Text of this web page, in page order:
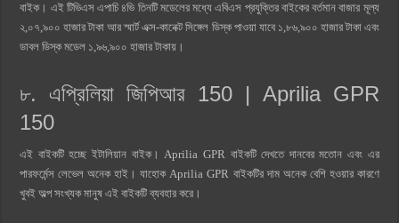
বাইক। এই টিভিএস এপাচি ৪ভি তিনটি মডেলের মধ্যে এবিএস প্রযুক্তির বাইকের বর্তমান বাজার মূল্য
২,০৭,৯০০ হাজার টাকা আর স্মার্ট এক্স-কানেক্ট সিঙ্গেল ডিস্ক পাওয়া যাবে ১,৮৬,৯০০ হাজার টাকা এবং
ডাবল ডিস্ক মডেল ১,৯৬,৯০০ হাজার টাকায়।
৮. এপ্রিলিয়া জিপিআর 150 | Aprilia GPR
150
এই বাইকটি হচ্ছে ইটালিয়ান বাইক। Aprilia GPR বাইকটি দেখতে দানবের মতোন এবং এর
পারফর্মেন্স লেভেল অনেক হাই। যাহোক Aprilia GPR বাইকটির দাম অনেক বেশি হওয়ার কারণে
খুবই অল্প সংখ্যক মানুষ এই বাইকটি ব্যবহার করে।